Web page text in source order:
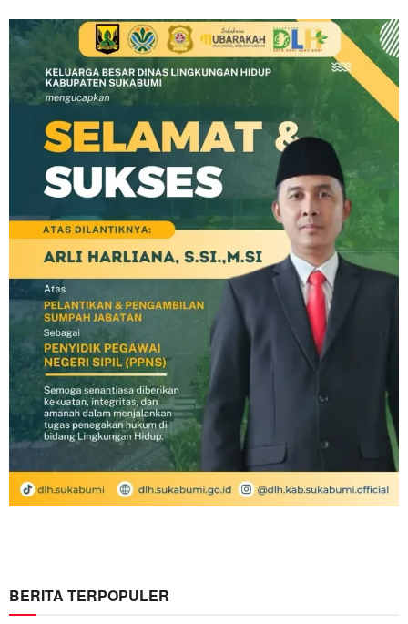
BERITA TERPOPULER